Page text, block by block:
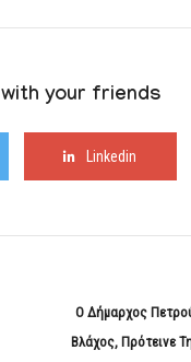
your friends
Linkedin
Ο Δήμαρχος
Βλάχος, Πρότεινε